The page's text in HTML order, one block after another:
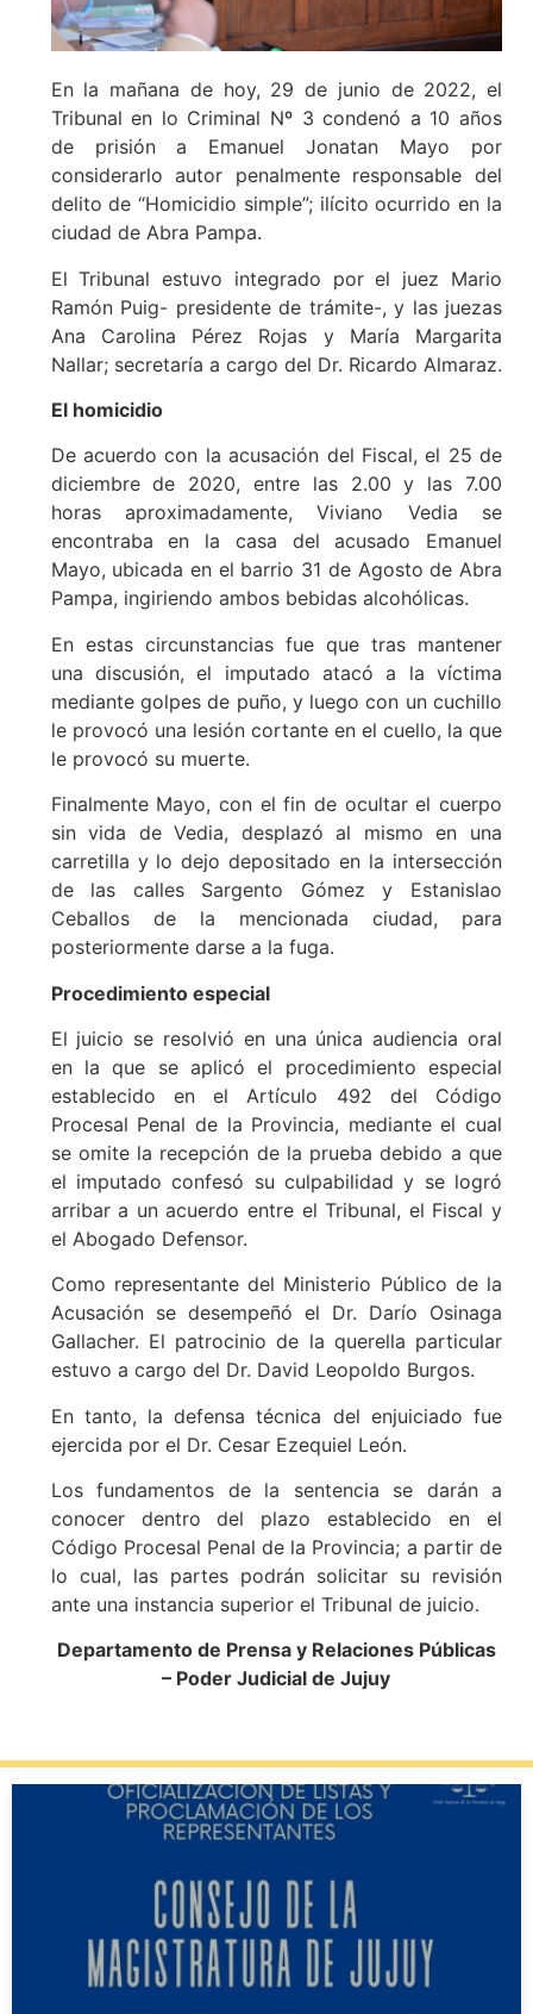
En la mañana de hoy, 29 de junio de 2022, el
Tribunal en lo Criminal Nº 3 condenó a 10 años
de prisión a Emanuel Jonatan Mayo por
considerarlo autor penalmente responsable del
delito de “Homicidio simple”; ilícito ocurrido en la
ciudad de Abra Pampa.
El Tribunal estuvo integrado por el juez Mario
Ramón Puig- presidente de trámite-, y las juezas
Ana Carolina Pérez Rojas y María Margarita
Nallar; secretaría a cargo del Dr. Ricardo Almaraz.
El homicidio
De acuerdo con la acusación del Fiscal, el 25 de
diciembre de 2020, entre las 2.00 y las 7.00
horas aproximadamente, Viviano Vedia se
encontraba en la casa del acusado Emanuel
Mayo, ubicada en el barrio 31 de Agosto de Abra
Pampa, ingiriendo ambos bebidas alcohólicas.
En estas circunstancias fue que tras mantener
una discusión, el imputado atacó a la víctima
mediante golpes de puño, y luego con un cuchillo
le provocó una lesión cortante en el cuello, la que
le provocó su muerte.
Finalmente Mayo, con el fin de ocultar el cuerpo
sin vida de Vedia, desplazó al mismo en una
carretilla y lo dejo depositado en la intersección
de las calles Sargento Gómez y Estanislao
Ceballos de la mencionada ciudad, para
posteriormente darse a la fuga.
Procedimiento especial
El juicio se resolvió en una única audiencia oral
en la que se aplicó el procedimiento especial
establecido en el Artículo 492 del Código
Procesal Penal de la Provincia, mediante el cual
se omite la recepción de la prueba debido a que
el imputado confesó su culpabilidad y se logró
arribar a un acuerdo entre el Tribunal, el Fiscal y
el Abogado Defensor.
Como representante del Ministerio Público de la
Acusación se desempeñó el Dr. Darío Osinaga
Gallacher. El patrocinio de la querella particular
estuvo a cargo del Dr. David Leopoldo Burgos.
En tanto, la defensa técnica del enjuiciado fue
ejercida por el Dr. Cesar Ezequiel León.
Los fundamentos de la sentencia se darán a
conocer dentro del plazo establecido en el
Código Procesal Penal de la Provincia; a partir de
lo cual, las partes podrán solicitar su revisión
ante una instancia superior el Tribunal de juicio.
Departamento de Prensa y Relaciones Públicas
– Poder Judicial de Jujuy